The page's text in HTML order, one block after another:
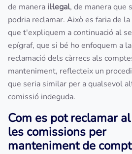
de manera il·legal, de manera que
podria reclamar. Això es faria de
que t'expliquem a continuació al
epígraf, que si bé ho enfoquem a la
reclamació dels càrrecs als
manteniment, reflecteix un
que seria similar per a qualsevol
comissió indeguda.
Com es pot reclamar
les comissions per
manteniment de